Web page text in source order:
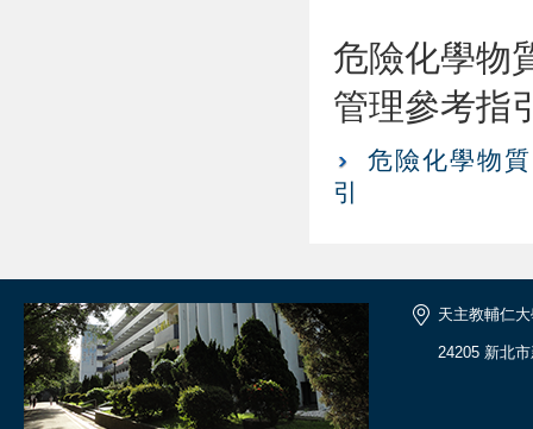
危險化學物
管理參考指
危險化學物
引
天主教輔仁
24205 新北